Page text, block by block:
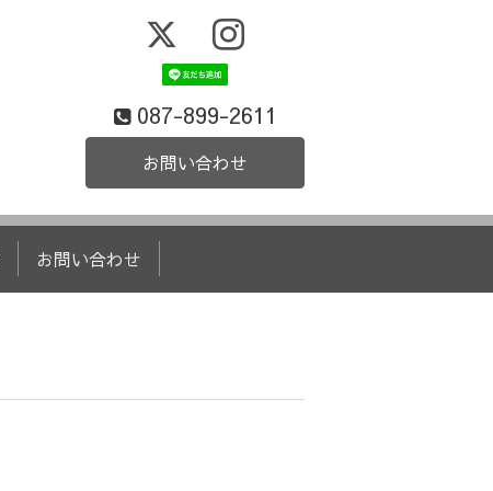
087-899-2611
お問い合わせ
お問い合わせ